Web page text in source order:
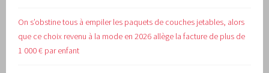
On s’obstine tous à empiler les paquets de couches jetables, alors
que ce choix revenu à la mode en 2026 allège la facture de plus de
1 000 € par enfant